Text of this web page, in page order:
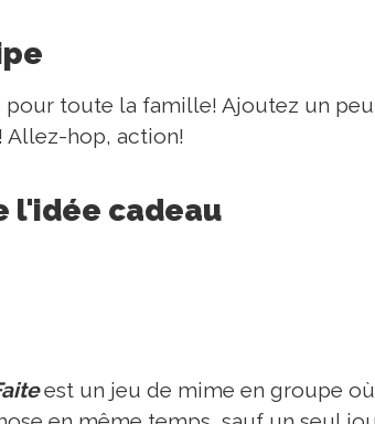
toute la famille! Ajoutez un
Allez-hop, action!
l'idée cadeau
est un jeu de mime en groupe